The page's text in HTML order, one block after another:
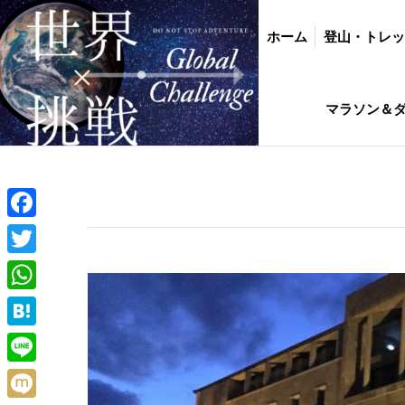
ホーム 登山・トレ
マラソン＆
Facebook
Twitter
WhatsApp
Hatena
Line
ホーム 登山・トレッキング バイク・